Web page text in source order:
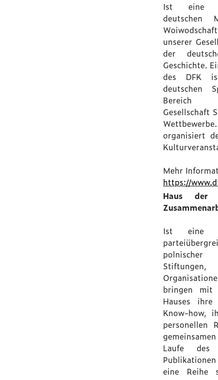
Ist eine
deutschen
unserer
der
Geschichte.
des DFK
deutschen
Bereich
Gesellschaft
organisiert
Mehr
https://
Haus der
Ist eine
bringen mit
Hauses
Know-how,
personellen
Laufe
eine Reihe